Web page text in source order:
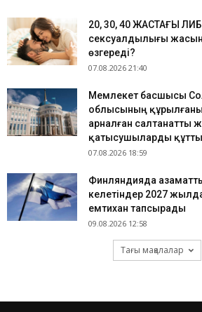
​20, 30, 40 ЖАСТАҒЫ
сексуалдылығы
өзгереді?
07.08.2026 21:40
Мемлекет басшысы
облысының
арналған салтанатты
қатысушыларды
07.08.2026 18:59
Финляндияда
келетіндер 2027
емтихан тапсырады
09.08.2026 12:58
Тағы мақалалар